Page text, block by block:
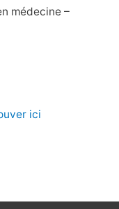
médecine –
ici